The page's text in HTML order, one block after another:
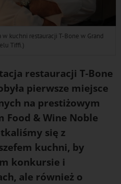
w kuchni restauracji T-Bone w Grand
Tiffi.)
restauracji T-Bone
pierwsze miejsce
na prestiżowym
& Wine Noble
się z
kuchni, by
konkursie i
ale również o